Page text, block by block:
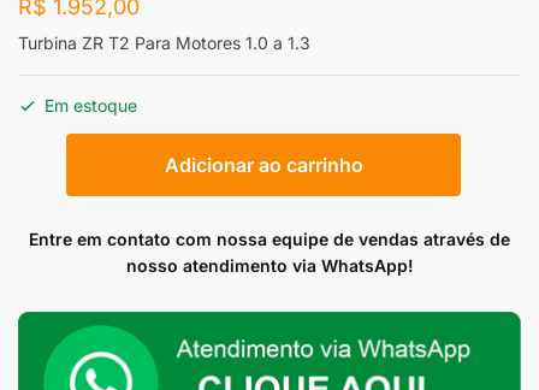
R$ 1.952,00
Turbina ZR T2 Para Motores 1.0 a 1.3
Em estoque
Para
a
quantidade
Adicionar ao carrinho
Entre em contato com nossa equipe de vendas através de
nosso atendimento via WhatsApp!